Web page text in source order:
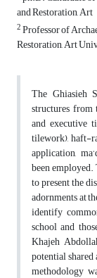
and Restoration, Art
2Professor of
Restoration, Art
The Ghiasieh
structures
and executive
tilework), haft-
application,
been
to present the
adornments at
identify
school and
Khajeh
potential
methodology